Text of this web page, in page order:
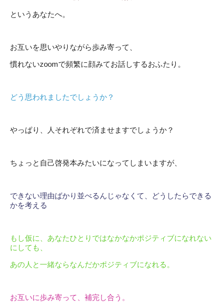
というあなたへ。
お互いを思いやりながら歩み寄って、
慣れないzoomで頻繁に顔みてお話しするおふたり。
どう思われましたでしょうか？
やっぱり、人それぞれで済ませますでしょうか？
ちょっと自己啓発本みたいになってしまいますが、
できない理由ばかり並べるんじゃなくて、どうしたらできる
かを考える
もし仮に、あなたひとりではなかなかポジティブになれない
にしても、
あの人と一緒ならなんだかポジティブになれる。
お互いに歩み寄って、補完し合う。